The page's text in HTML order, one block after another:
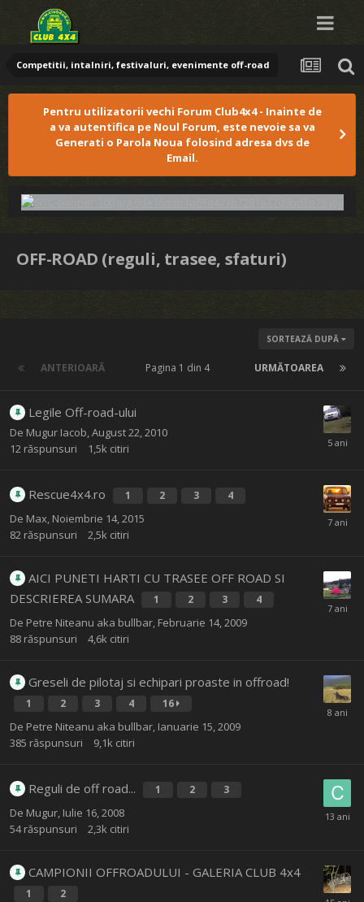
Competitii, intalniri, festivaluri, evenimente off-road
Pentru utilizatorii vechi Forum Club4x4 - Inainte de
a va autentifica pe Noul Forum, este nevoie sa va
Generati o Parola Noua folosind adresa dvs de
Email.
OFF-ROAD (reguli, trasee, sfaturi)
SORTEAZĂ DUPĂ
ANTERIOARĂ URMĂTOAREA
Pagina 1 din 4
Legile Off-road-ului
De Mugur Iacob,August 22, 2010
12 răspunsuri 1,5k citiri
Rescue4x4.ro 1 2 3 4
De Max, Noiembrie 14, 2015
82 răspunsuri 2,5k citiri
AICI PUNETI HARTI CU TRASEE OFF ROAD SI
DESCRIEREA SUMARA
1 2 3 4
De Petre Niteanu aka bullbar, Februarie 14, 2009
88 răspunsuri 4,6k citiri
Greseli de pilotaj si echipari proaste in offroad!
1 2 3 4 16
De Petre Niteanu aka bullbar, Ianuarie 15, 2009
385 răspunsuri 9,1k citiri
Reguli de off road... 1 2 3
De Mugur, Iulie 16, 2008
54 răspunsuri 2,3k citiri
CAMPIONII OFFROADULUI - GALERIA CLUB 4x4
1 2